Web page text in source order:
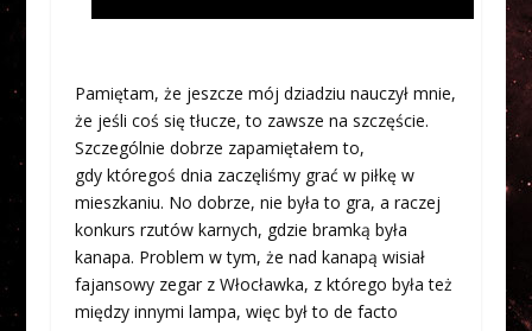
Pamiętam, że jeszcze mój dziadziu nauczył mnie,
że jeśli coś się tłucze, to zawsze na szczęście.
Szczególnie dobrze zapamiętałem to,
gdy któregoś dnia zaczęliśmy grać w piłkę w
mieszkaniu. No dobrze, nie była to gra, a raczej
konkurs rzutów karnych, gdzie bramką była
kanapa. Problem w tym, że nad kanapą wisiał
fajansowy zegar z Włocławka, z którego była też
między innymi lampa, więc był to de facto